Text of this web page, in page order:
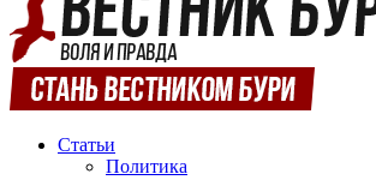
Статьи
Политика